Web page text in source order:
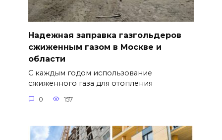
Надежная заправка газгольдеров
сжиженным газом в Москве и
области
С каждым годом использование
сжиженного газа для отопления
0 157